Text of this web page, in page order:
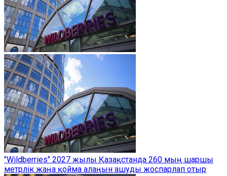
"Wildberries" 2027 жылы Қазақстанда 260 мың шаршы
метрлік жаңа қойма алаңын ашуды жоспарлап отыр